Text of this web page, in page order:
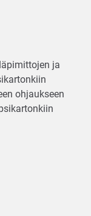
ja
ohjaukseen